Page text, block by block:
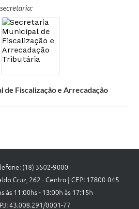
de Fiscalização e Arrecadação
(18) 3502-9000
Cruz, 262 - Centro | CEP: 17800-045
às 11:00hs - 13:00h às 17:15h
43.008.291/0001-77